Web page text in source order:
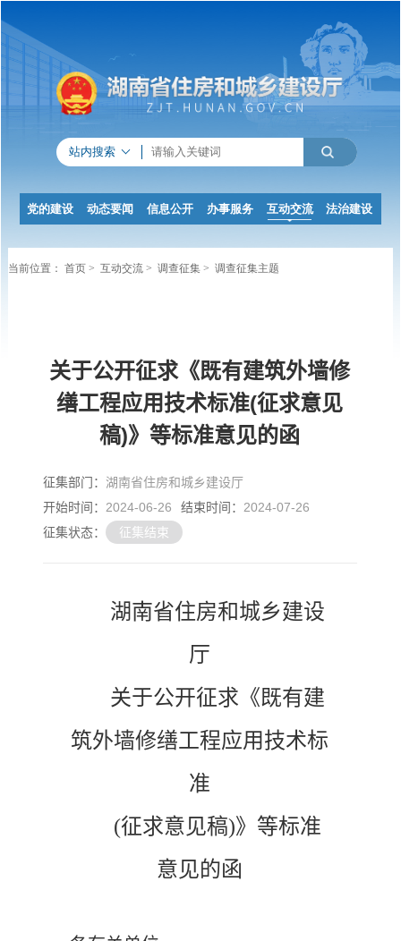
站内搜索
党的建设 动态要闻 信息公开 办事服务 互动交流 法治建设
当前位置： 首页> 互动交流> 调查征集> 调查征集主题